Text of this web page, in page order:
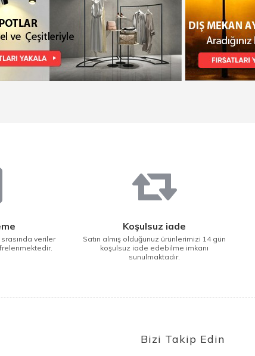
veriler
Koşulsuz iade
Satın almış olduğunuz ürünlerimizi 14 gün
koşulsuz iade edebilme imkanı
sunulmaktadır.
Bizi Takip Edin